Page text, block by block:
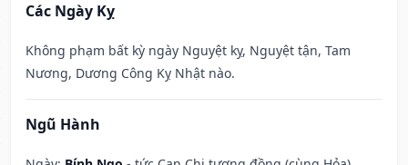
Các Ngày Kỵ
Không phạm bất kỳ ngày Nguyệt kỵ, Nguyệt tận, Tam
Nương, Dương Công Kỵ Nhật nào.
Ngũ Hành